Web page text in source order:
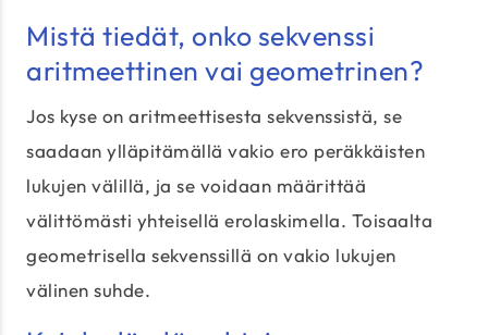
Mistä tiedät, onko sekvenssi
aritmeettinen vai geometrinen?
Jos kyse on aritmeettisesta sekvenssistä, se
saadaan ylläpitämällä vakio ero peräkkäisten
lukujen välillä, ja se voidaan määrittää
välittömästi yhteisellä erolaskimella. Toisaalta
geometrisella sekvenssillä on vakio lukujen
välinen suhde.